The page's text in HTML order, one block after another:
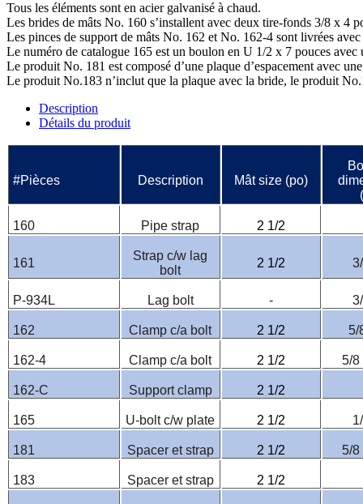
Tous les éléments sont en acier galvanisé à chaud.
Les brides de mâts No. 160 s’installent avec deux tire-fonds 3/8 x 4
Les pinces de support de mâts No. 162 et No. 162-4 sont livrées
Le numéro de catalogue 165 est un boulon en U 1/2 x 7 pouces avec
Le produit No. 181 est composé d’une plaque d’espacement avec
Le produit No.183 n’inclut que la plaque avec la bride, le produit
Description
Détails du produit
#Pièces Description Mât size (po)
160 Pipe strap 2 1/2
161
Strap c/w lag
bolt
2 1/2
P-934L Lag bolt -
162 Clamp c/a bolt 2 1/2 5/
162-4 Clamp c/a bolt 2 1/2 5/8
162-C Support clamp 2 1/2
165 U-bolt c/w plate 2 1/2
181 Spacer et strap 2 1/2 5/8
183 Spacer et strap 2 1/2